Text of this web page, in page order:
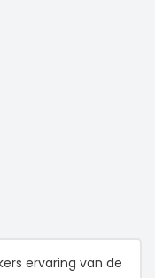
ervaring van de